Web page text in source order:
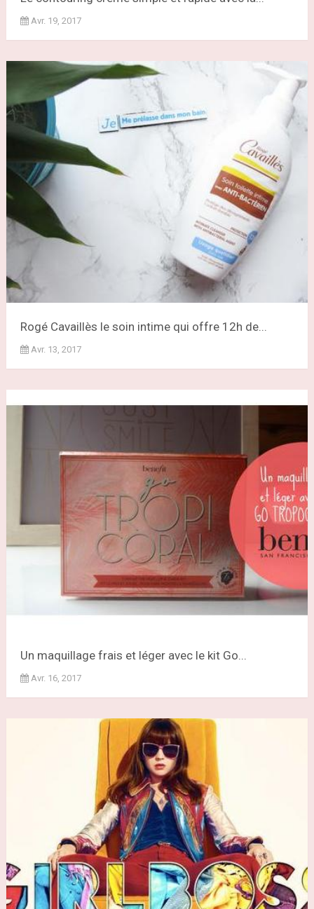
Avr. 19, 2017
Rogé Cavaillès le soin intime qui offre 12h de...
Avr. 13, 2017
Un maquillage frais et léger avec le kit Go...
Avr. 16, 2017